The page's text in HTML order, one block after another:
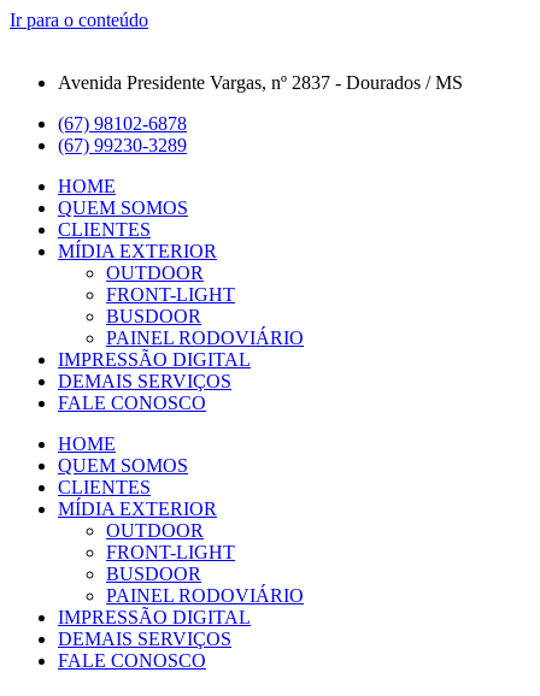
Ir para o conteúdo
Avenida Presidente Vargas, nº 2837 - Dourados / MS
(67) 98102-6878
(67) 99230-3289
HOME
QUEM SOMOS
CLIENTES
MÍDIA EXTERIOR
OUTDOOR
FRONT-LIGHT
BUSDOOR
PAINEL RODOVIÁRIO
IMPRESSÃO DIGITAL
DEMAIS SERVIÇOS
FALE CONOSCO
HOME
QUEM SOMOS
CLIENTES
MÍDIA EXTERIOR
OUTDOOR
FRONT-LIGHT
BUSDOOR
PAINEL RODOVIÁRIO
IMPRESSÃO DIGITAL
DEMAIS SERVIÇOS
FALE CONOSCO